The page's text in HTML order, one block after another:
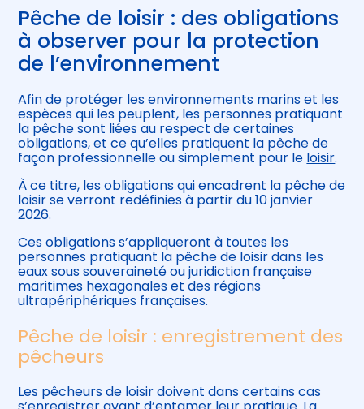
Pêche de loisir : des obligations
à observer pour la protection
de l’environnement
Afin de protéger les environnements marins et les
espèces qui les peuplent, les personnes pratiquant
la pêche sont liées au respect de certaines
obligations, et ce qu’elles pratiquent la pêche de
façon professionnelle ou simplement pour le loisir.
À ce titre, les obligations qui encadrent la pêche de
loisir se verront redéfinies à partir du 10 janvier
2026.
Ces obligations s’appliqueront à toutes les
personnes pratiquant la pêche de loisir dans les
eaux sous souveraineté ou juridiction française
maritimes hexagonales et des régions
ultrapériphériques françaises.
Pêche de loisir : enregistrement des
pêcheurs
Les pêcheurs de loisir doivent dans certains cas